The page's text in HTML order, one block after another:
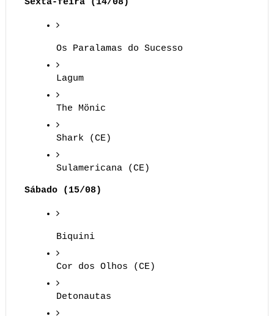
Sexta-feira (14/08)
Os Paralamas do Sucesso
Lagum
The Mönic
Shark (CE)
Sulamericana (CE)
Sábado (15/08)
Biquini
Cor dos Olhos (CE)
Detonautas